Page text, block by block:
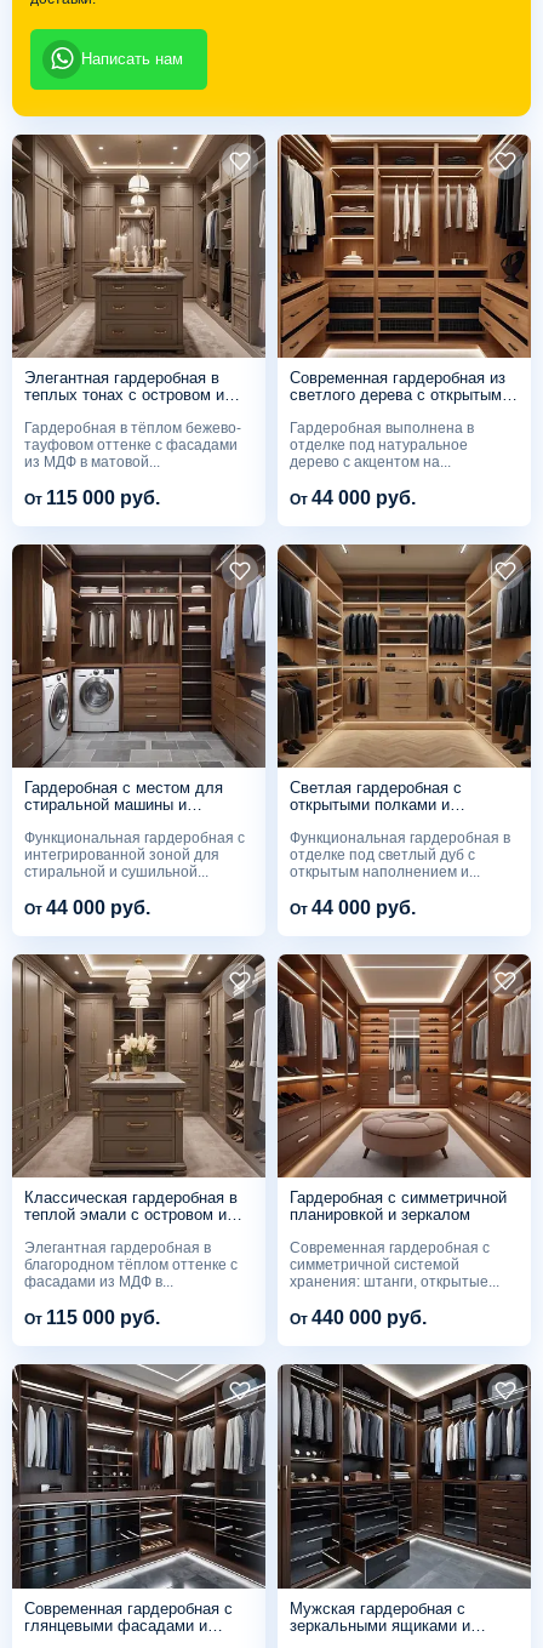
Написать нам
Элегантная гардеробная в
теплых тонах с островом и
Гардеробная в тёплом бежево-
тауфовом оттенке с фасадами
из МДФ в матовой...
От 115 000 руб.
Современная гардеробная из
светлого дерева с открытыми
Гардеробная выполнена в
отделке под натуральное
дерево с акцентом на...
От 44 000 руб.
Гардеробная с местом для
стиральной машины и
Функциональная гардеробная с
интегрированной зоной для
стиральной и сушильной...
От 44 000 руб.
Светлая гардеробная с
открытыми полками и
Функциональная гардеробная в
отделке под светлый дуб с
открытым наполнением и...
От 44 000 руб.
Классическая гардеробная в
теплой эмали с островом и
Элегантная гардеробная в
благородном тёплом оттенке с
фасадами из МДФ в...
От 115 000 руб.
Гардеробная с симметричной
планировкой и зеркалом
Современная гардеробная с
симметричной системой
хранения: штанги, открытые...
От 440 000 руб.
Современная гардеробная с
глянцевыми фасадами и
Мужская гардеробная с
зеркальными ящиками и